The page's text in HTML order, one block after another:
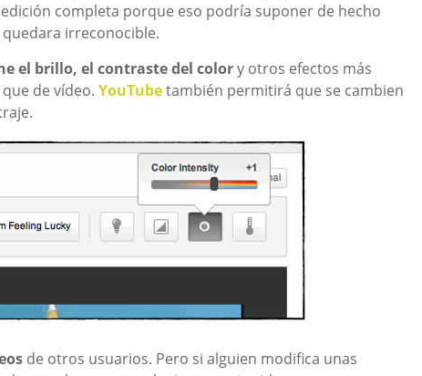
completa porque eso podría suponer de hecho
irreconocible.
el brillo, el contraste del colory otros efectos más
de vídeo. YouTubetambién permitirá que se cambien
de otros usuarios. Pero si alguien modifica unas